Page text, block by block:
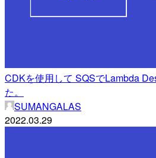
CDKを使用して SQSでLambda
た。
SUMANGALAS
2022.03.29